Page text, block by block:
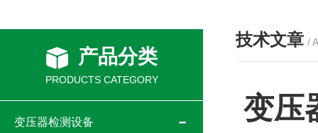
产品分类
PRODUCTS CATEGORY
变压器检测设备
技术文章 /
变压